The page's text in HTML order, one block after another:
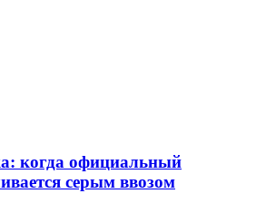
когда официальный
серым ввозом